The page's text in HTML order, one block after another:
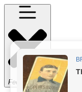
Fechar Menu